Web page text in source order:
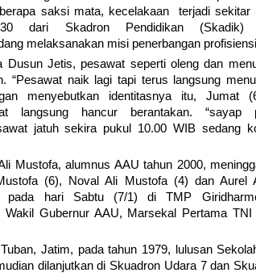
saksi mata, kecelakaan terjadi
dari Skadron Pendidikan (Skadik)
melaksanakan misi penerbangan
Dusun Jetis, pesawat seperti oleng dan
“Pesawat naik lagi tapi terus langsung
menyebutkan identitasnya itu, Jumat
langsung hancur berantakan. “sayap
jatuh sekira pukul 10.00 WIB sedang
Mustofa, alumnus AAU tahun 2000,
(6), Noval Ali Mustofa (4) dan Aurel
pada hari Sabtu (7/1) di TMP
Gubernur AAU, Marsekal Pertama
Jatim, pada tahun 1979, lulusan
dilanjutkan di Skuadron Udara 7 dan